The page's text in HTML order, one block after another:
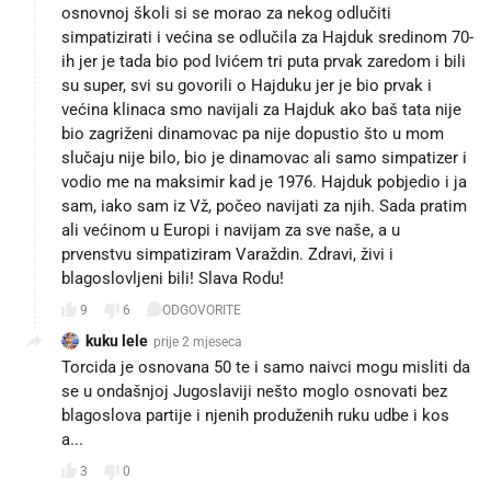
osnovnoj školi si se morao za nekog odlučiti
simpatizirati i većina se odlučila za Hajduk sredinom 70-
ih jer je tada bio pod Ivićem tri puta prvak zaredom i bili
su super, svi su govorili o Hajduku jer je bio prvak i
većina klinaca smo navijali za Hajduk ako baš tata nije
bio zagriženi dinamovac pa nije dopustio što u mom
slučaju nije bilo, bio je dinamovac ali samo simpatizer i
vodio me na maksimir kad je 1976. Hajduk pobjedio i ja
sam, iako sam iz Vž, počeo navijati za njih. Sada pratim
ali većinom u Europi i navijam za sve naše, a u
prvenstvu simpatiziram Varaždin. Zdravi, živi i
blagoslovljeni bili! Slava Rodu!
9 6 ODGOVORITE
kuku lele prije 2 mjeseca
Torcida je osnovana 50 te i samo naivci mogu misliti da
se u ondašnjoj Jugoslaviji nešto moglo osnovati bez
blagoslova partije i njenih produženih ruku udbe i kos
a...
3 0